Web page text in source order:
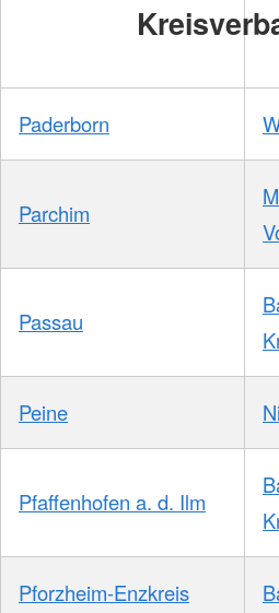
Paderborn
Parchim
Passau
Peine
Pfaffenhofen a. d. Ilm
Pforzheim-Enzkreis